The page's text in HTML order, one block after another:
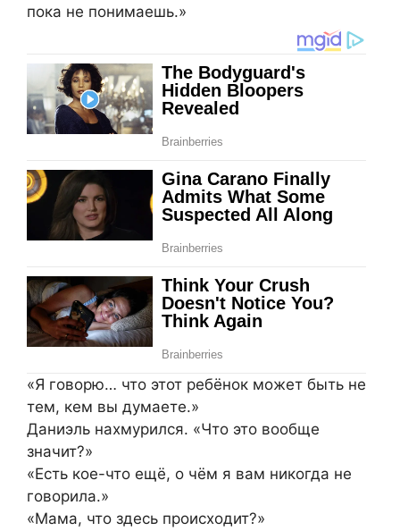
пока не понимаешь.»
«Я говорю… что этот ребёнок может быть не
тем, кем вы думаете.»
Даниэль нахмурился. «Что это вообще
значит?»
«Есть кое-что ещё, о чём я вам никогда не
говорила.»
«Мама, что здесь происходит?»